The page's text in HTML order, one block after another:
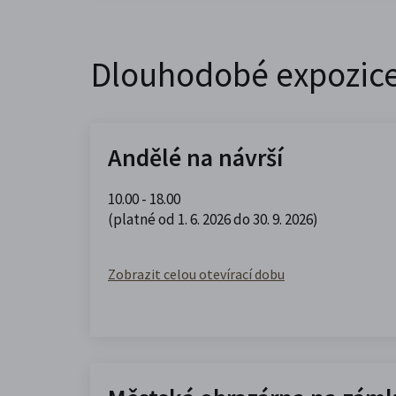
Dlouhodobé
Andělé na návrší
10.00 - 18.00
(platné od 1. 6. 2026 do 30. 9. 2026)
Zobrazit celou otevírací dobu